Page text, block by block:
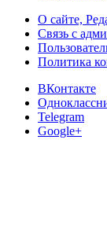
О сайте,
Связь с
Политика
ВКонтакте
Telegram
Google+